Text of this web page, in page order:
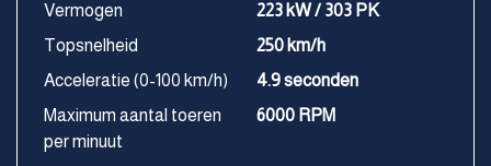
Vermogen
223 kW / 303 PK
Topsnelheid
250 km/h
Acceleratie (0-100 km/h)
4.9 seconden
Maximum aantal toeren
per minuut
6000 RPM